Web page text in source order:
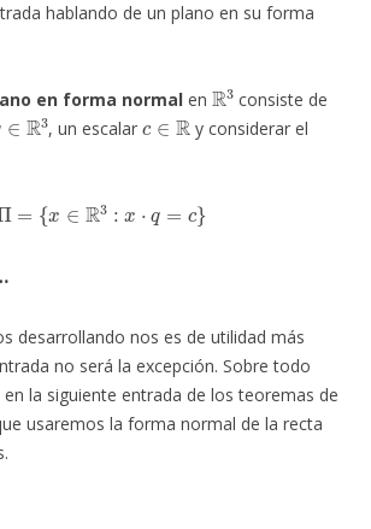
hablando de un plano en su forma
en forma normal en
R3
consiste de
∈R3
, un escalar
c∈R
y considerar el
= ∈ :x⋅
desarrollando nos es de utilidad más
no será la excepción. Sobre todo
la siguiente entrada de los teoremas de
usaremos la forma normal de la recta